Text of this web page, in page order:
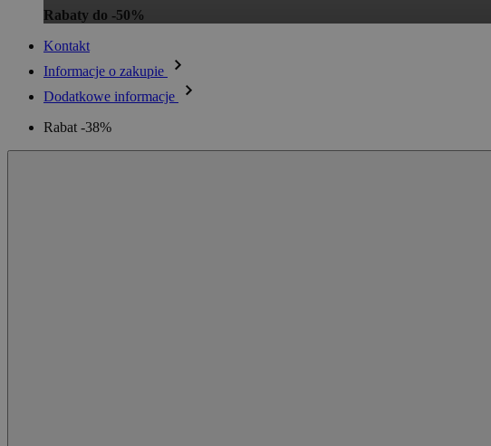
Rabaty do -50%
Kontakt
Informacje o zakupie
Dodatkowe informacje
Rabat -38%